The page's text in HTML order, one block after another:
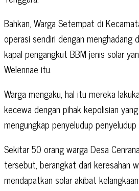
Bahkan, Warga Setempat di
operasi sendiri dengan menghadang
kapal pengangkut BBM jenis solar
Welennae itu.
Warga mengaku, hal itu mereka
kecewa dengan pihak kepolisian
mengungkap penyeludup
Sekitar 50 orang warga Desa
tersebut, berangkat dari keresahan
mendapatkan solar akibat